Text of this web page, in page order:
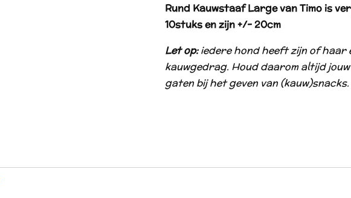
Rund Kauwstaaf Large van Timo is
10stuks en zijn +/- 20cm
Let op:iedere hond heeft zijn of haar
kauwgedrag. Houd daarom altijd
gaten bij het geven van (kauw)snacks.